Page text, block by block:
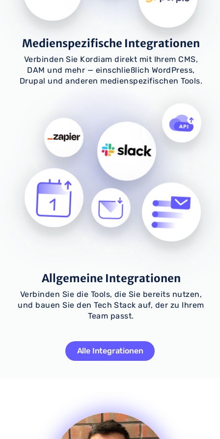
Medienspezifische Integrationen
Verbinden Sie Kordiam direkt mit Ihrem CMS,
DAM und mehr — einschließlich WordPress,
Drupal und anderen medienspezifischen Tools.
Allgemeine Integrationen
Verbinden Sie die Tools, die Sie bereits nutzen,
und bauen Sie den Tech Stack auf, der zu Ihrem
Team passt.
Alle Integrationen